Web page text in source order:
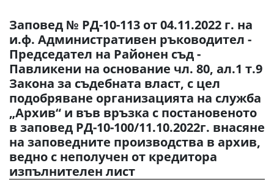
Заповед № РД-10-113 от 04.11.2022 г. на
и.ф. Административен ръководител -
Председател на Районен съд -
Павликени на основание чл. 80, ал.1 т.9
Закона за съдебната власт, с цел
подобряване организацията на служба
„Архив“ и във връзка с постановеното
в заповед РД-10-100/11.10.2022г. внасяне
на заповедните производства в архив,
ведно с неполучен от кредитора
изпълнителен лист